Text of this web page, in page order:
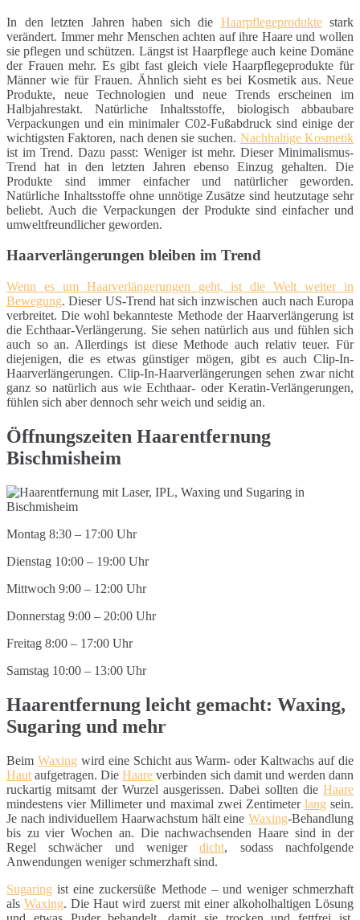
In den letzten Jahren haben sich die Haarpflegeproduktestark
verändert. Immer mehr Menschen achten auf ihre Haare und wollen
sie pflegen und schützen. Längst ist Haarpflege auch keine Domäne
der Frauen mehr. Es gibt fast gleich viele Haarpflegeprodukte für
Männer wie für Frauen. Ähnlich sieht es bei Kosmetik aus. Neue
Produkte, neue Technologien und neue Trends erscheinen im
Halbjahrestakt. Natürliche Inhaltsstoffe, biologisch abbaubare
Verpackungen und ein minimaler C02-Fußabdruck sind einige der
wichtigsten Faktoren, nach denen sie suchen. Nachhaltige Kosmetik
ist im Trend. Dazu passt: Weniger ist mehr. Dieser Minimalismus-
Trend hat in den letzten Jahren ebenso Einzug gehalten. Die
Produkte sind immer einfacher und natürlicher geworden.
Natürliche Inhaltsstoffe ohne unnötige Zusätze sind heutzutage sehr
beliebt. Auch die Verpackungen der Produkte sind einfacher und
umweltfreundlicher geworden.
Haarverlängerungen bleiben im Trend
Wenn es um Haarverlängerungen geht, ist die Welt weiter in
Bewegung. Dieser US-Trend hat sich inzwischen auch nach Europa
verbreitet. Die wohl bekannteste Methode der Haarverlängerung ist
die Echthaar-Verlängerung. Sie sehen natürlich aus und fühlen sich
auch so an. Allerdings ist diese Methode auch relativ teuer. Für
diejenigen, die es etwas günstiger mögen, gibt es auch Clip-In-
Haarverlängerungen. Clip-In-Haarverlängerungen sehen zwar nicht
ganz so natürlich aus wie Echthaar- oder Keratin-Verlängerungen,
fühlen sich aber dennoch sehr weich und seidig an.
Öffnungszeiten Haarentfernung
Bischmisheim
Montag 8:30 – 17:00 Uhr
Dienstag 10:00 – 19:00 Uhr
Mittwoch 9:00 – 12:00 Uhr
Donnerstag 9:00 – 20:00 Uhr
Freitag 8:00 – 17:00 Uhr
Samstag 10:00 – 13:00 Uhr
Haarentfernung leicht gemacht: Waxing,
Sugaring und mehr
Beim Waxing wird eine Schicht aus Warm- oder Kaltwachs auf die
Haut aufgetragen. DieHaare verbinden sich damit und werden dann
ruckartig mitsamt der Wurzel ausgerissen. Dabei sollten die Haare
mindestens vier Millimeter und maximal zwei Zentimeter lang sein.
Je nach individuellem Haarwachstum hält eine Waxing-Behandlung
bis zu vier Wochen an. Die nachwachsenden Haare sind in der
Regel schwächer und wenigerdicht, sodass nachfolgende
Anwendungen weniger schmerzhaft sind.
Sugaring ist eine zuckersüße Methode – und weniger schmerzhaft
alsWaxing. Die Haut wird zuerst mit einer alkoholhaltigen Lösung